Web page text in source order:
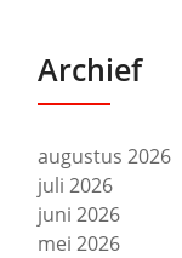
Archief
augustus 2026
juli 2026
juni 2026
mei 2026